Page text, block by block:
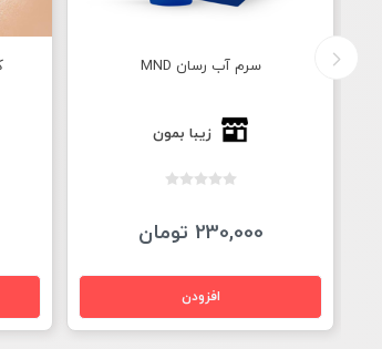
سرم آب رسان MND
زیبا بمون
230,000 تومان